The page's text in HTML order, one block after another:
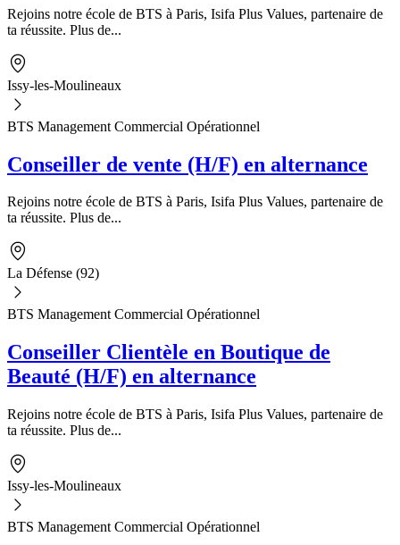
Rejoins notre école de BTS à Paris, Isifa Plus Values, partenaire de
ta réussite. Plus de...
Issy-les-Moulineaux
BTS Management Commercial Opérationnel
Conseiller de vente (H/F) en alternance
Rejoins notre école de BTS à Paris, Isifa Plus Values, partenaire de
ta réussite. Plus de...
La Défense (92)
BTS Management Commercial Opérationnel
Conseiller Clientèle en Boutique de
Beauté (H/F) en alternance
Rejoins notre école de BTS à Paris, Isifa Plus Values, partenaire de
ta réussite. Plus de...
Issy-les-Moulineaux
BTS Management Commercial Opérationnel